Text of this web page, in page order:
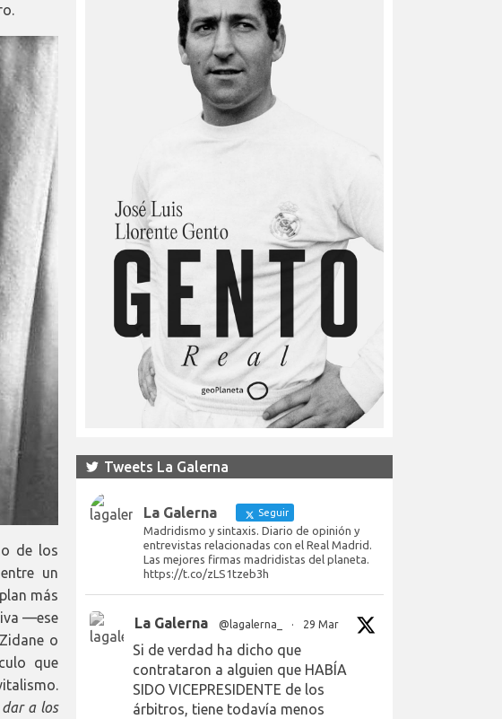
de los
un
más
—ese
o
que
a los
Tweets La Galerna
La Galerna Seguir
Madridismo y sintaxis. Diario de opinión y
entrevistas relacionadas con el Real Madrid.
Las mejores firmas madridistas del planeta.
https://t.co/zLS1tzeb3h
La Galerna @lagalerna_ · 29 Mar
Si de verdad ha dicho que
contrataron a alguien que HABÍA
SIDO VICEPRESIDENTE de los
árbitros, tiene todavía menos